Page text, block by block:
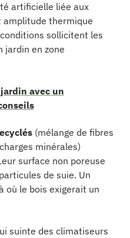
artificielle liée aux
thermique
sollicitent les
jardin en zone
avec un
(mélange de fibres
minérales)
surface non poreuse
de suie. Un
où le bois exigerait un
suinte des climatiseurs